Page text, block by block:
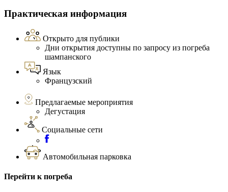
Практическая информация
Открыто для публики
Дни открытия доступны по запросу из погреба
шампанского
Язык
Французский
Предлагаемые мероприятия
Дегустация
Социальные сети
Автомобильная парковка
Перейти к погреба